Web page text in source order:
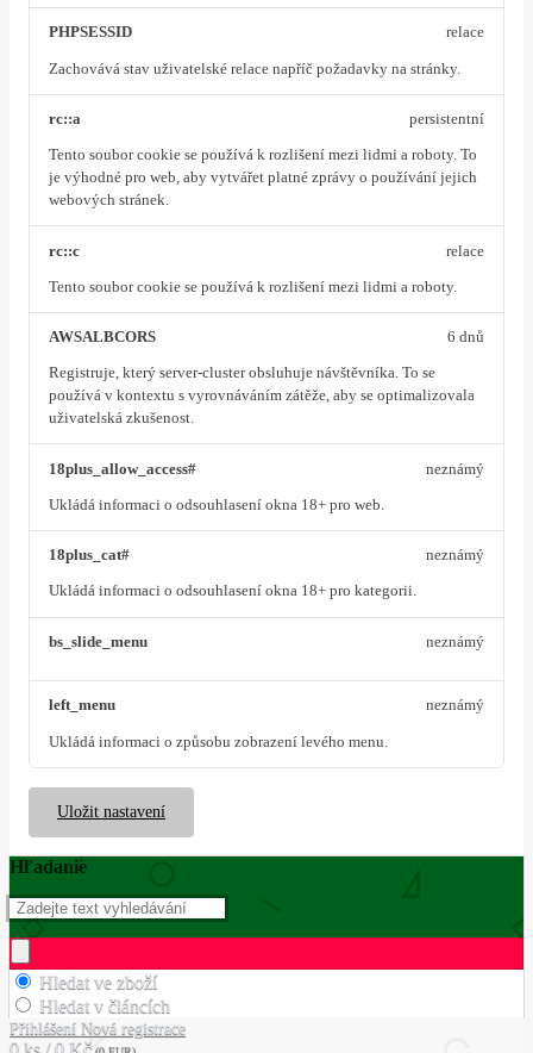
PHPSESSID
Zachovává stav uživatelské relace napříč požadavky na stránky.
relace
rc::a
Tento soubor cookie se používá k rozlišení mezi lidmi a roboty. To
je výhodné pro web, aby vytvářet platné zprávy o používání jejich
webových stránek.
persistentní
rc::c
Tento soubor cookie se používá k rozlišení mezi lidmi a roboty.
relace
AWSALBCORS
Registruje, který server-cluster obsluhuje návštěvníka. To se
používá v kontextu s vyrovnáváním zátěže, aby se optimalizovala
uživatelská zkušenost.
6 dnů
18plus_allow_access#
Ukládá informaci o odsouhlasení okna 18+ pro web.
neznámý
18plus_cat#
Ukládá informaci o odsouhlasení okna 18+ pro kategorii.
neznámý
bs_slide_menu neznámý
left_menu
Ukládá informaci o způsobu zobrazení levého menu.
neznámý
Uložit nastavení
Hľadanie
Hledat ve zboží
Hledat v článcích
Přihlášení Nová registrace
0 ks / 0 Kč